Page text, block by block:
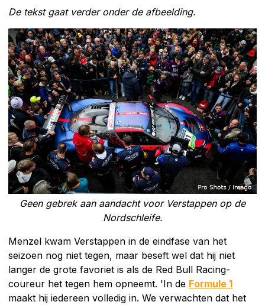
De tekst gaat verder onder de afbeelding.
Geen gebrek aan aandacht voor Verstappen op de
Nordschleife.
Menzel kwam Verstappen in de eindfase van het
seizoen nog niet tegen, maar beseft wel dat hij niet
langer de grote favoriet is als de Red Bull Racing-
coureur het tegen hem opneemt. 'In de Formule 1
maakt hij iedereen volledig in. We verwachten dat het